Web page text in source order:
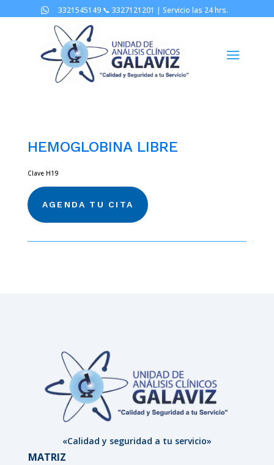
 3321545149 📞 3327121201 | Servicio las 24 hrs.
HEMOGLOBINA LIBRE
Clave H19
AGENDA TU CITA
«Calidad y seguridad a tu servicio»
MATRIZ